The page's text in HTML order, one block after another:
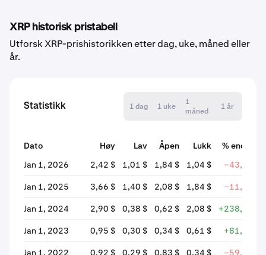
XRP historisk pristabell
Utforsk XRP-prishistorikken etter dag, uke, måned eller
år.
Statistikk 1 dag 1 uke
1
måned
1 år
Dato Høy Lav Åpen Lukk
% endring
Jan 1, 2026
2,42 $ 1,01 $ 1,84 $ 1,04 $ −43,30 %
Jan 1, 2025 3,66 $ 1,40 $ 2,08 $ 1,84 $ −11,57 %
Jan 1, 2024 2,90 $ 0,38 $ 0,62 $ 2,08 $ +238,24 %
Jan 1, 2023 0,95 $ 0,30 $ 0,34 $ 0,61 $ +81,47 %
Jan 1, 2022 0,92 $ 0,29 $ 0,83 $ 0,34 $ −59,26 %